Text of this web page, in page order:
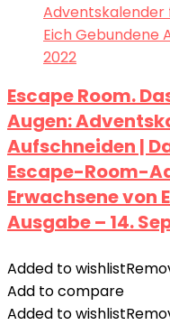
Escape Room.
Augen:
Aufschneiden |
Escape-Room-
Erwachsene von
Ausgabe – 14.
Added to wishlist
Add to compare
Added to wishlist